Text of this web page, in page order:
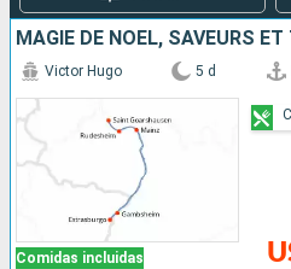
Comidas incluidas
Victor Hugo 5 d